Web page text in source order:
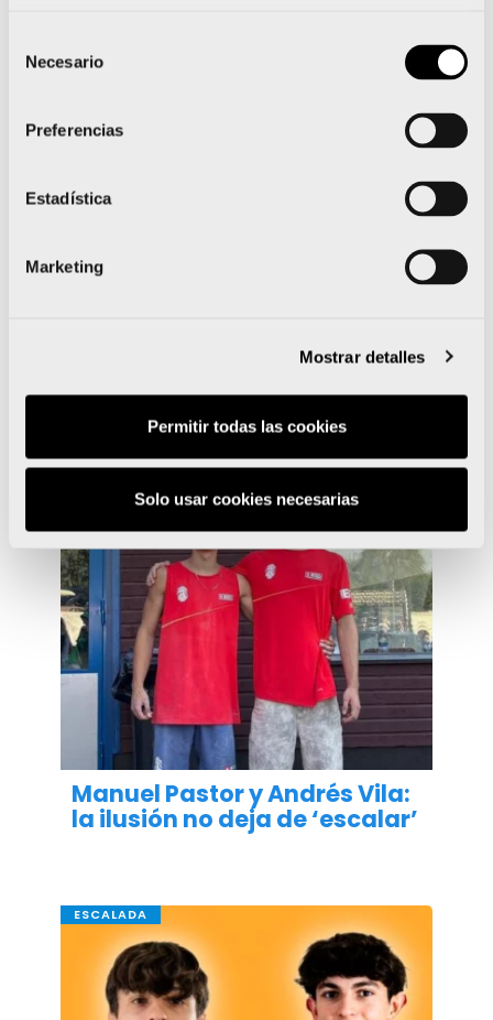
Necesario
Preferencias
Estadística
Marketing
Mostrar detalles
Permitir todas las cookies
Solo usar cookies necesarias
Los deportistas FER, a por lo
Manuel Pastor y Andrés Vila:
la ilusión no deja de ‘escalar’
ESCALADA